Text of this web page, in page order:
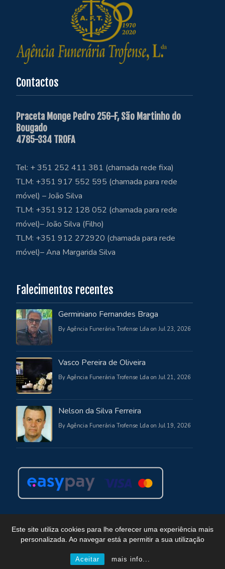
Este site utiliza cookies para lhe oferecer uma experiência mais
personalizada. Ao navegar está a permitir a sua utilização
Aceitar mais info...
Contactos
Praceta Monge Pedro 256-F, São Martinho do
Bougado
4785-334 TROFA
Tel: + 351 252 411 381 (chamada rede fixa)
TLM: +351 917 552 595 (chamada para rede
móvel) – João Silva
TLM: +351 912 128 052 (chamada para rede
móvel)– João Silva (Filho)
TLM: +351 912 272920 (chamada para rede
móvel)– Ana Margarida Silva
Falecimentos recentes
Germiniano Fernandes Braga
By Agência Funerária Trofense Lda on Jul 23, 2026
Vasco Pereira de Oliveira
By Agência Funerária Trofense Lda on Jul 21, 2026
Nelson da Silva Ferreira
By Agência Funerária Trofense Lda on Jul 19, 2026
Copyright © Funerária Trofense
Powered by WordPress, Theme i-max by TemplatesNext.